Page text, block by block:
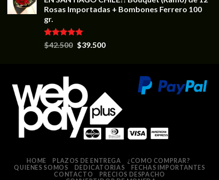
Rosas Importadas + Bombones Ferrero 100
gr.
Valorado en
5.00
$42.500 $39.500
HOME PLAZOS DE ENTREGA
¿COMO COMPRAR?
QUIENES SOMOS
DEDICATORIAS
FECHAS IMPORTANTES
CONTACTO
PRECIOS DESPACHO